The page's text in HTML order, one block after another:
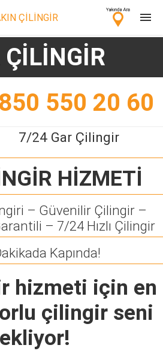
ÇİLİNGİR
ÇİLİNGİR
550 20 60
7/24 Gar Çilingir
HİZMETİ
– Güvenilir Çilingir –
– 7/24 Hızlı Çilingir
Kapında!
hizmeti için en
çilingir seni